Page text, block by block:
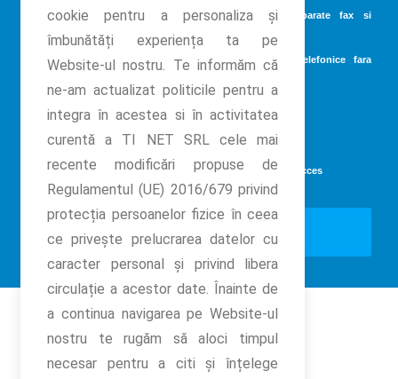
Comercializare ,instalare si configurare de aparate fax si
multifunctionale
Comercializare, instalare si configurare terminale telefonice fara
Comercializare,
Comercializare ,instalare sisteme acces pontaj
Comercializare , instalare automatizari porti si bariere de acces
Arata harta siteului
Parteneri:
cookie pentru a personaliza și
îmbunătăți experiența ta pe
Website-ul nostru. Te informăm că
ne-am actualizat politicile pentru a
integra în acestea si în activitatea
curentă a TI NET SRL cele mai
recente modificări propuse de
Regulamentul (UE) 2016/679 privind
protecția persoanelor fizice în ceea
ce privește prelucrarea datelor cu
caracter personal și privind libera
circulație a acestor date. Înainte de
a continua navigarea pe Website-ul
nostru te rugăm să aloci timpul
necesar pentru a citi și înțelege